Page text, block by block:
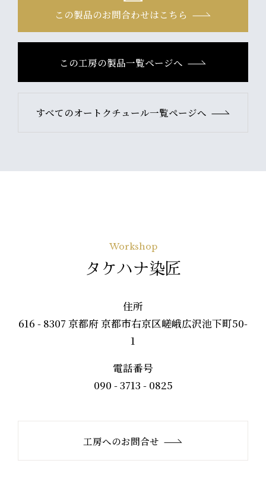
この製品のお問合わせはこちら
この工房の製品一覧ページへ
すべてのオートクチュール一覧ページへ
Workshop
タケハナ染匠
住所
616 - 8307 京都府 京都市右京区嵯峨広沢池下町50-
1
電話番号
090 - 3713 - 0825
工房へのお問合せ